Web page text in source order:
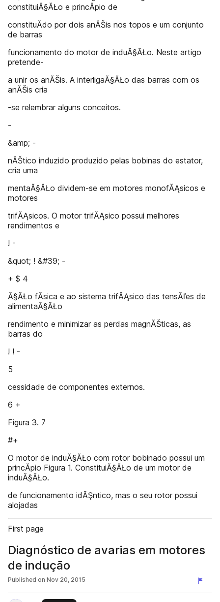
constituiĂ§ĂŁo e princĂ­pio de
constituĂ­do por dois anĂŠis nos topos e um conjunto
de barras
funcionamento do motor de induĂ§ĂŁo. Neste artigo
pretende-
a unir os anĂŠis. A interligaĂ§ĂŁo das barras com os
anĂŠis cria
-se relembrar alguns conceitos.
-
&amp; -
nĂŠtico induzido produzido pelas bobinas do estator,
cria uma
mentaĂ§ĂŁo dividem-se em motores monofĂĄsicos e
motores
trifĂĄsicos. O motor trifĂĄsico possui melhores
rendimentos e
! -
&quot; ! &#39; -
+ $ 4
Ă§ĂŁo fĂ­sica e ao sistema trifĂĄsico das tensĂľes de
alimentaĂ§ĂŁo
rendimento e minimizar as perdas magnĂŠticas, as
barras do
! ! -
5
cessidade de componentes externos.
6 +
Figura 3. 7
#+
O motor de induĂ§ĂŁo com rotor bobinado possui um
princĂ­pio Figura 1. ConstituiĂ§ĂŁo de um motor de
induĂ§ĂŁo.
de funcionamento idĂŞntico, mas o seu rotor possui
alojadas
First page
Diagnóstico de avarias em motores
de indução
Published on Nov 20, 2015